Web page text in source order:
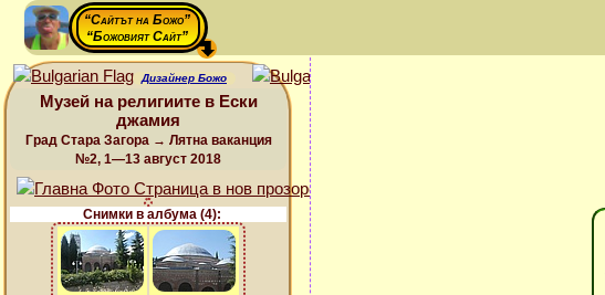
“Сайтът на Божо”
“Божовият Сайт”
Дизайнер Божо
Музей на религиите в Ески
джамия
Град Стара Загора → Лятна ваканция
№2, 1—13 август 2018
Снимки в албума (4):